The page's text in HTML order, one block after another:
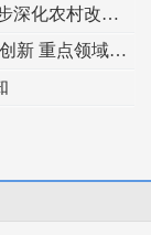
中央一号文件｜中共中央 国务院关于进一步深化农村改革 扎实推进乡村全面振兴的意见
转发“农业农村部关于印发《全国农业科技创新 重点领域（2024–2028年）》的通知”